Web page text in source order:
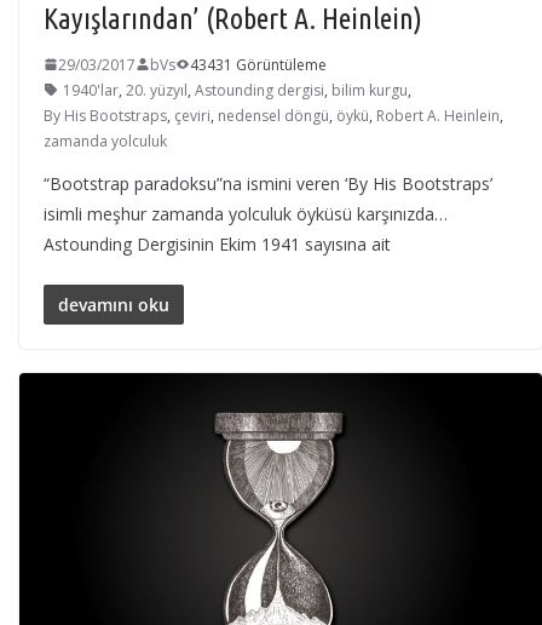
Kayışlarından’ (Robert A. Heinlein)
29/03/2017 bVs
43431 Görüntüleme
1940'lar, 20. yüzyıl, Astounding dergisi, bilim kurgu,
By His Bootstraps, çeviri, nedensel döngü, öykü, Robert A. Heinlein,
zamanda yolculuk
“Bootstrap paradoksu”na ismini veren ‘By His Bootstraps’
isimli meşhur zamanda yolculuk öyküsü karşınızda…
Astounding Dergisinin Ekim 1941 sayısına ait
devamını oku